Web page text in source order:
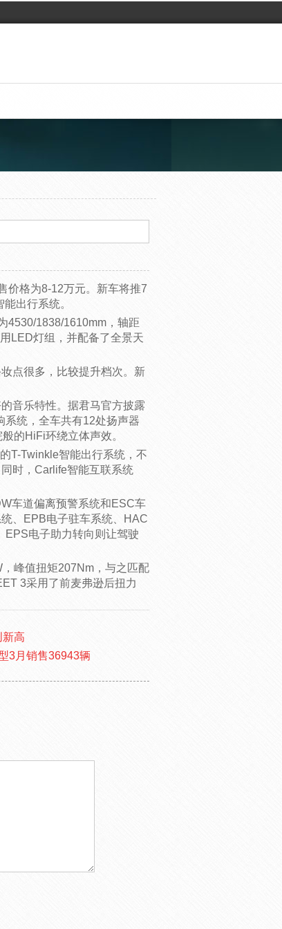
价格为8-12万元。新车将推7
出行系统。
4530/1838/1610mm，轴距
LED灯组，并配备了全景天
点很多，比较提升档次。新
音乐特性。据君马官方披露
系统，全车共有12处扬声器
的HiFi环绕立体声效。
T-Twinkle智能出行系统，不
时，Carlife智能互联系统
车道偏离预警系统和ESC车
、EPB电子驻车系统、HAC
EPS电子助力转向则让驾驶
峰值扭矩207Nm，与之匹配
3采用了前麦弗逊后扭力
高
3月销售36943辆